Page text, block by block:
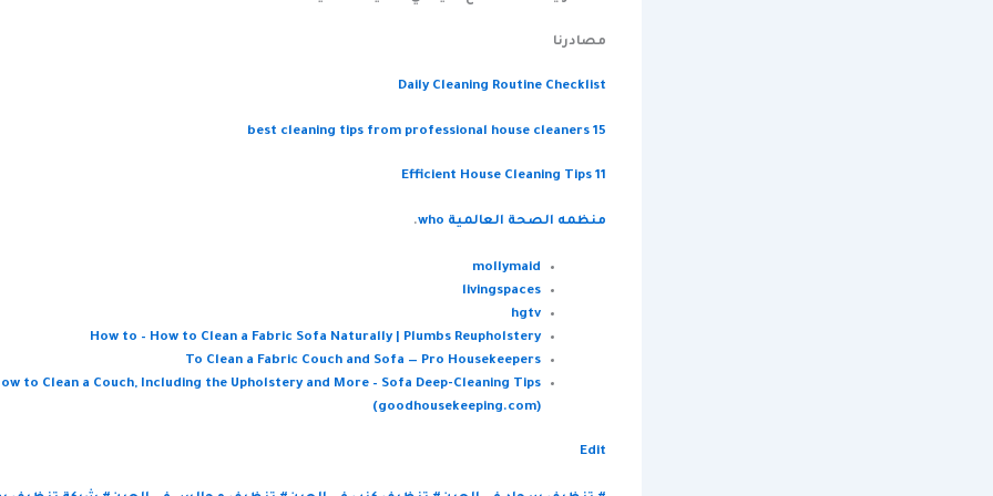
مصادرنا
Daily Cleaning Routine Checklist
15 best cleaning tips from professional house cleaners
11 Efficient House Cleaning Tips
منظمه الصحة العالمية who .
mollymaid
livingspaces
hgtv
How to – How to Clean a Fabric Sofa Naturally | Plumbs Reupholstery
To Clean a Fabric Couch and Sofa — Pro Housekeepers
to Clean a Couch, Including the Upholstery and More – Sofa Deep-Cleaning Tips
(goodhousekeeping.com)
Edit